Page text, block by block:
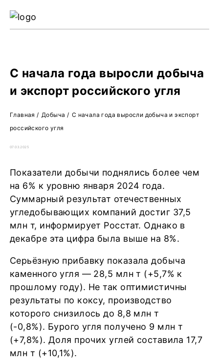
С начала года выросли добыча
и экспорт российского угля
Главная / Добыча / С начала года выросли добыча и экспорт
российского угля
07.03.2025
Показатели добычи поднялись более чем
на 6% к уровню января 2024 года.
Суммарный результат отечественных
угледобывающих компаний достиг 37,5
млн т, информирует Росстат. Однако в
декабре эта цифра была выше на 8%.
Серьёзную прибавку показала добыча
каменного угля — 28,5 млн т (+5,7% к
прошлому году). Не так оптимистичны
результаты по коксу, производство
которого снизилось до 8,8 млн т
(-0,8%). Бурого угля получено 9 млн т
(+7,8%). Доля прочих углей составила 17,7
млн т (+10,1%).